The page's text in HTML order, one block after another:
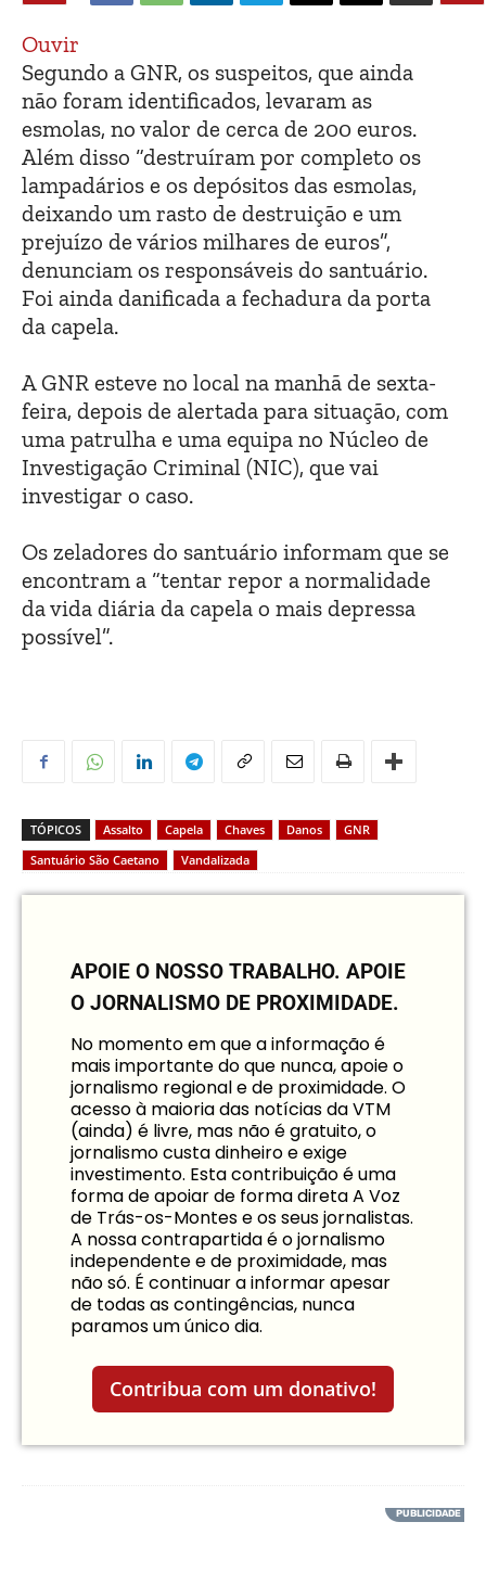
Ouvir
Segundo a GNR, os suspeitos, que ainda
não foram identificados, levaram as
esmolas, no valor de cerca de 200 euros.
Além disso “destruíram por completo os
lampadários e os depósitos das esmolas,
deixando um rasto de destruição e um
prejuízo de vários milhares de euros”,
denunciam os responsáveis do santuário.
Foi ainda danificada a fechadura da porta
da capela.
A GNR esteve no local na manhã de sexta-
feira, depois de alertada para situação, com
uma patrulha e uma equipa no Núcleo de
Investigação Criminal (NIC), que vai
investigar o caso.
Os zeladores do santuário informam que se
encontram a “tentar repor a normalidade
da vida diária da capela o mais depressa
possível”.
TÓPICOS Assalto Capela Chaves Danos
GNR
Santuário São Caetano
Vandalizada
APOIE O NOSSO TRABALHO. APOIE
O JORNALISMO DE PROXIMIDADE.
No momento em que a informação é
mais importante do que nunca, apoie o
jornalismo regional e de proximidade. O
acesso à maioria das notícias da VTM
(ainda) é livre, mas não é gratuito, o
jornalismo custa dinheiro e exige
investimento. Esta contribuição é uma
forma de apoiar de forma direta A Voz
de Trás-os-Montes e os seus jornalistas.
A nossa contrapartida é o jornalismo
independente e de proximidade, mas
não só. É continuar a informar apesar
de todas as contingências, nunca
paramos um único dia.
Contribua com um donativo!